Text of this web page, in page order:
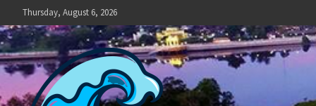
to
content
Thursday, August 6, 2026